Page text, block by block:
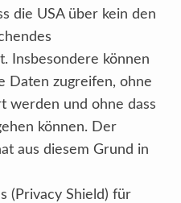
die USA über kein den
Insbesondere können
Daten zugreifen, ohne
werden und ohne dass
können. Der
aus diesem Grund in
(Privacy Shield) für